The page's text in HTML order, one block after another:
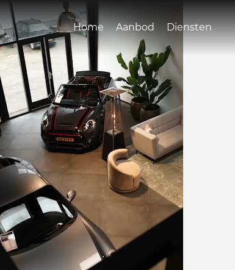
Home Aanbod Diensten